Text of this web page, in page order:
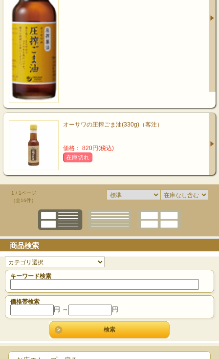
オーサワの圧搾ごま油(330g)（客注）
価格： 820円(税込)
在庫切れ
1 / 1ページ
（全16件）
商品検索
キーワード検索
価格帯検索
円 ～ 円